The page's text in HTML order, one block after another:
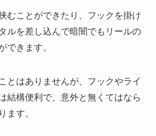
むことができたり、フックを掛け
ルを差し込んで暗闇でもリールの
できます。
とはありませんが、フックやライ
結構便利で、意外と無くてはなら
ます。